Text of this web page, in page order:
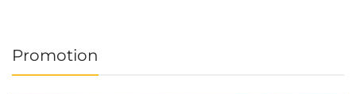
Promotion